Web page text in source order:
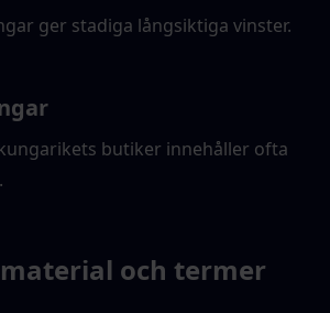
ger stadiga långsiktiga vinster.
butiker innehåller ofta
och termer